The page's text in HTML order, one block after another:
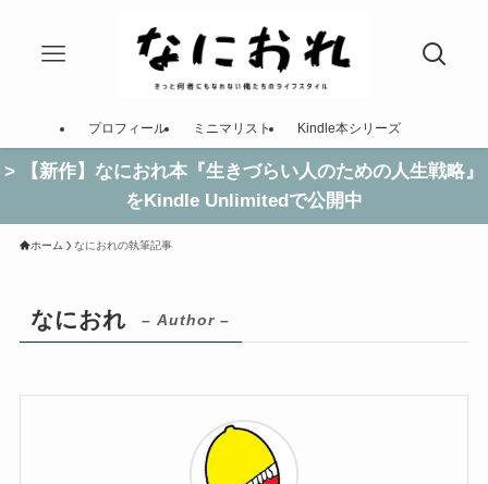
プロフィール ミニマリスト Kindle本シリーズ
> 【新作】なにおれ本『生きづらい人のための人生戦略』
をKindle Unlimitedで公開中
ホーム なにおれの執筆記事
なにおれ – Author –